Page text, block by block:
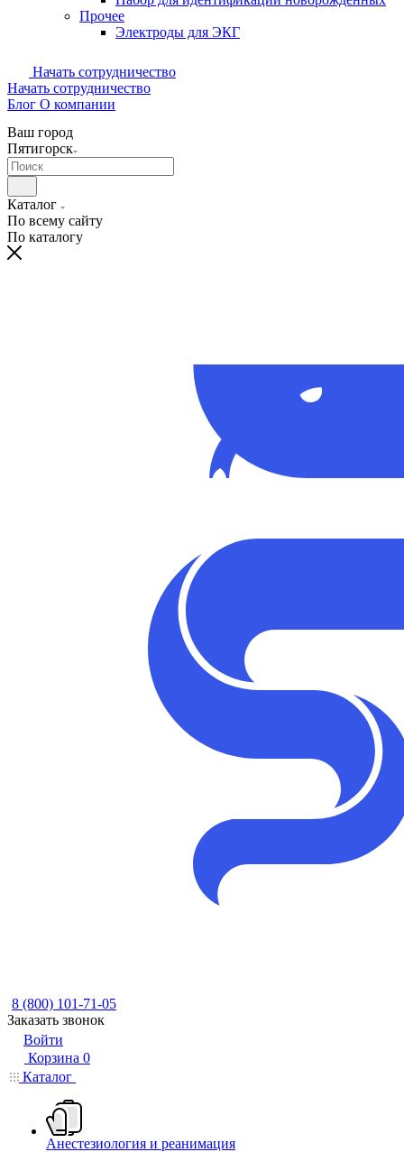
Прочее
Электроды для ЭКГ
Начать сотрудничество
Начать сотрудничество
Блог О компании
Ваш город
Пятигорск
Каталог
По всему сайту
По каталогу
8 (800) 101-71-05
Заказать звонок
Войти
Корзина 0
Каталог
Анестезиология и реанимация